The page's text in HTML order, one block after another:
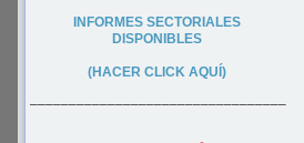
INFORMES SECTORIALES
DISPONIBLES
(HACER CLICK AQUÍ)
–––––––––––––––––––––––––––––––––